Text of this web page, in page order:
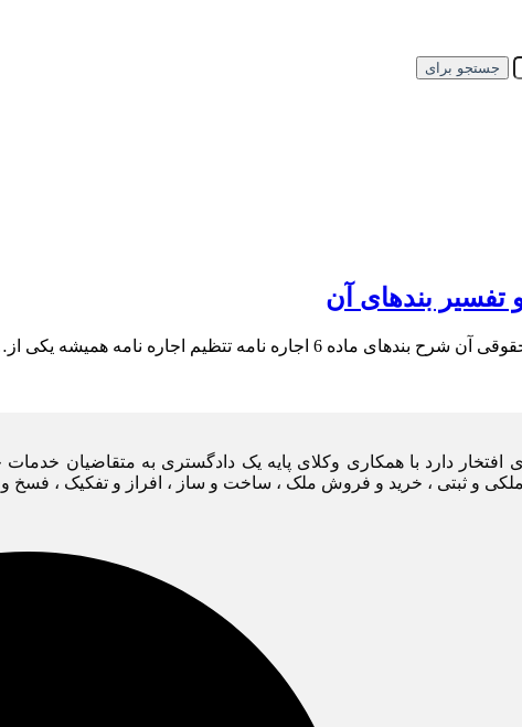
جستجو برای
دارد با همکاری وکلای پایه یک دادگستری به متقاضیان
و ثبتی ، خرید و فروش ملک ، ساخت و ساز ، افراز و تفکیک ، فسخ